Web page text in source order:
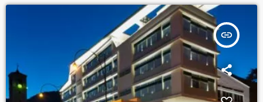
insert_link